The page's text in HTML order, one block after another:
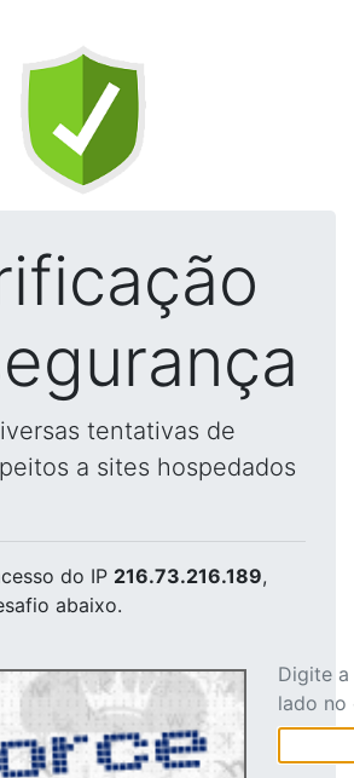
tentativas de
a sites hospedados
do IP 216.73.216.189,
abaixo.
Digite
lado no